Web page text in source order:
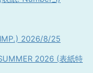
2026/8/25
2026 (表紙特